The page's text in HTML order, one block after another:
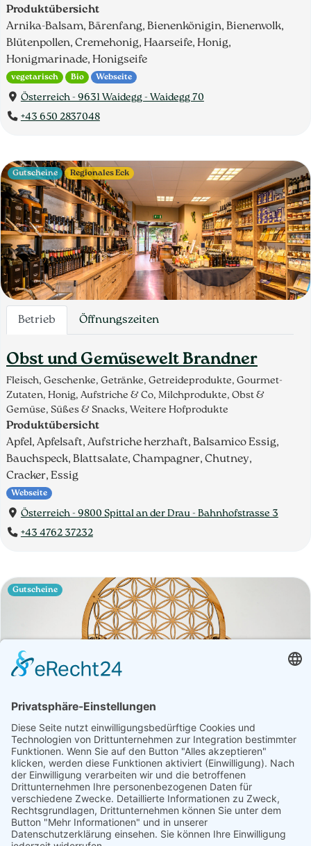
Produktübersicht
Arnika-Balsam, Bärenfang, Bienenkönigin, Bienenvolk,
Blütenpollen, Cremehonig, Haarseife, Honig,
Honigmarinade, Honigseife
vegetarisch Bio Webseite
Österreich - 9631 Waidegg - Waidegg 70
+43 650 2837048
Betrieb Öffnungszeiten
Obst und Gemüsewelt Brandner
Fleisch, Geschenke, Getränke, Getreideprodukte, Gourmet-
Zutaten, Honig, Aufstriche & Co, Milchprodukte, Obst &
Gemüse, Süßes & Snacks, Weitere Hofprodukte
Produktübersicht
Apfel, Apfelsaft, Aufstriche herzhaft, Balsamico Essig,
Bauchspeck, Blattsalate, Champagner, Chutney,
Cracker, Essig
Webseite
Österreich - 9800 Spittal an der Drau - Bahnhofstrasse 3
+43 4762 37232
Gutscheine Regionales Eck
Betrieb Öffnungszeiten
Truseshop Rudolf Truskaller
Fisch, Geschenke, Getränke, Gourmet-Zutaten, Handwerk,
Honig, Aufstriche & Co, Weitere Hofprodukte
Produktübersicht
Gutscheine